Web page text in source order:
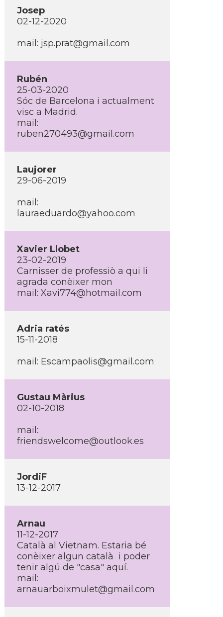
Josep
02-12-2020
mail: jsp.prat@gmail.com
Rubén
25-03-2020
Sóc de Barcelona i actualment
visc a Madrid.
mail:
ruben270493@gmail.com
Laujorer
29-06-2019
mail:
lauraeduardo@yahoo.com
Xavier Llobet
23-02-2019
Carnisser de professiò a qui li
agrada conèixer mon
mail: Xavi774@hotmail.com
Adria ratés
15-11-2018
mail: Escampaolis@gmail.com
Gustau Màrius
02-10-2018
mail:
friendswelcome@outlook.es
JordiF
13-12-2017
Arnau
11-12-2017
Català al Vietnam. Estaria bé
conèixer algun català i poder
tenir algú de "casa" aquí­.
mail:
arnauarboixmulet@gmail.com